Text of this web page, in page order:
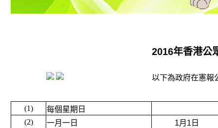
2016年香港公
以下為政府在憲報
(1)
每個星期日
(2)
一月一日
1月1日